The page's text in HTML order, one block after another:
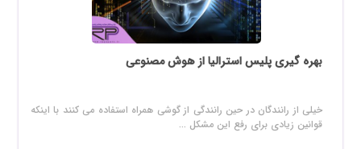
بهره گیری پلیس استرالیا از هوش مصنوعی
خیلی از رانندگان در حین رانندگی از گوشی همراه استفاده می کنند با اینکه
قوانین زیادی برای رفع این مشکل ...